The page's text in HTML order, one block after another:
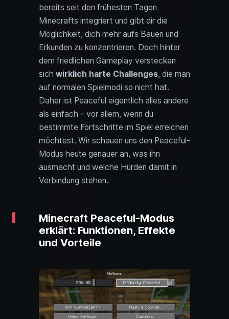
bereits seit den frühesten Tagen
Minecrafts integriert und gibt dir die
Möglichkeit, dich mehr aufs Bauen und
Erkunden zu konzentrieren. Doch hinter
dem friedlichen Gameplay verstecken
sich wirklich harte Challenges, die man
auf normalen Spielmodi so nicht hat.
Daher ist Peaceful eigentlich alles andere
als einfach – vor allem, wenn du
bestimmte Fortschritte im Spiel erreichen
möchtest. Wir schauen uns den Peaceful-
Modus heute genauer an, was ihn
ausmacht und welche Hürden damit in
Verbindung stehen.
Minecraft Peaceful-Modus
erklärt: Funktionen, Effekte
und Vorteile